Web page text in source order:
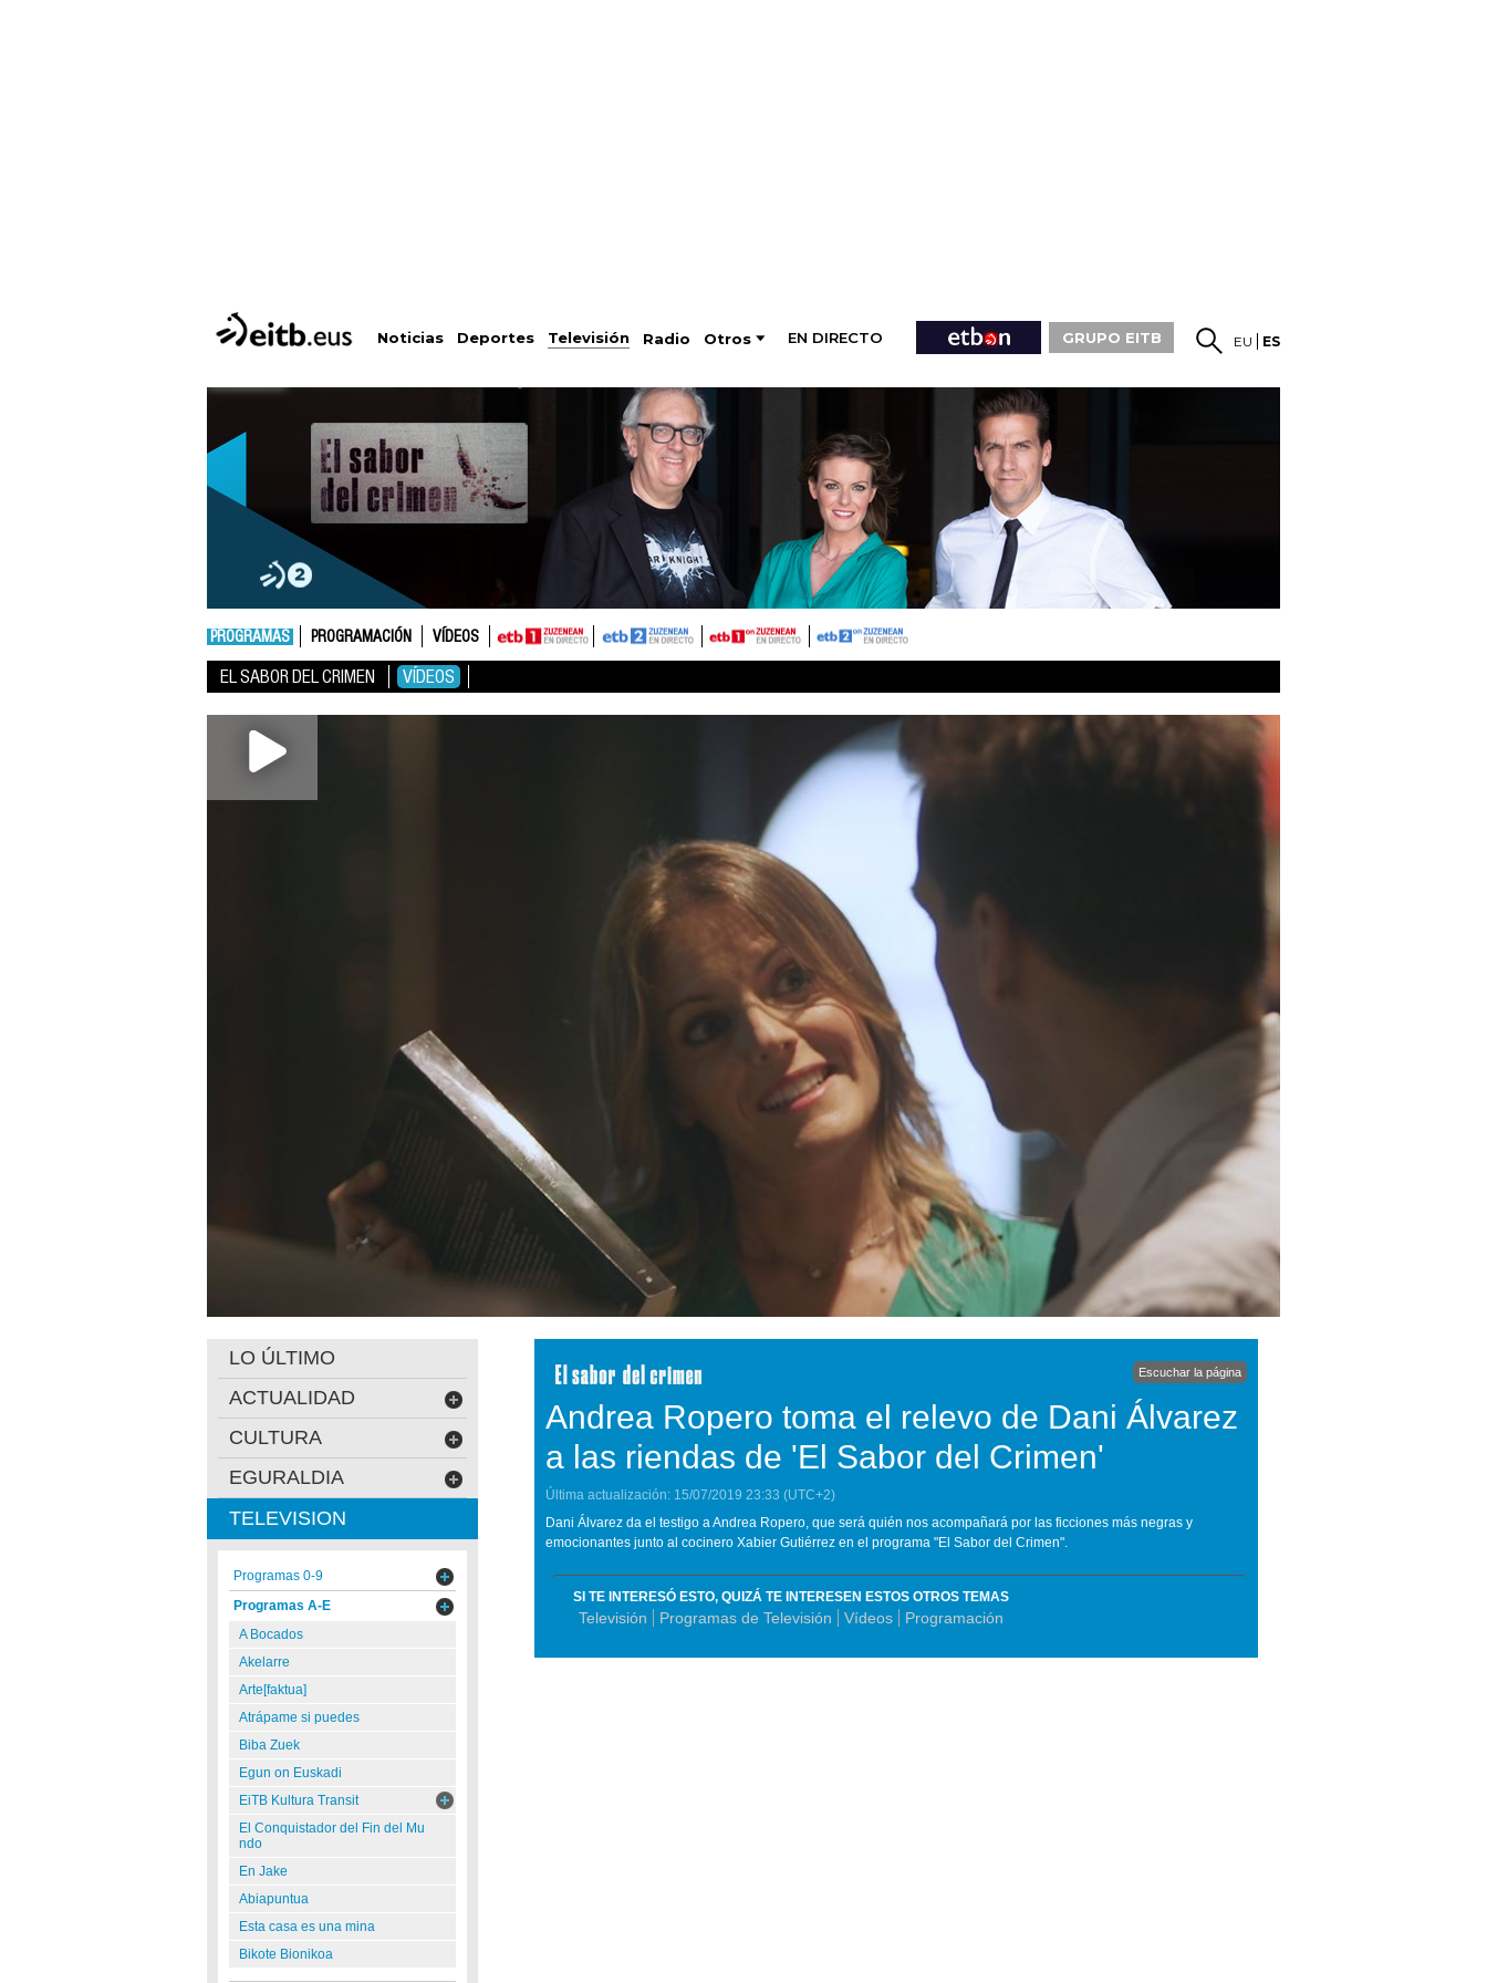
Noticias Deportes Televisión Radio Otros EN DIRECTO GRUPO EITB EU ES
PROGRAMAS PROGRAMACIÓN VÍDEOS
EL SABOR DEL CRIMEN VÍDEOS
Escuchar la página
Andrea Ropero toma el relevo de Dani Álvarez
a las riendas de 'El Sabor del Crimen'
Última actualización: 15/07/2019 23:33 (UTC+2)
Dani Álvarez da el testigo a Andrea Ropero, que será quién nos acompañará por las ficciones más negras y
emocionantes junto al cocinero Xabier Gutiérrez en el programa "El Sabor del Crimen".
SI TE INTERESÓ ESTO, QUIZÁ TE INTERESEN ESTOS OTROS TEMAS
Televisión Programas de Televisión Vídeos Programación
LO ÚLTIMO
ACTUALIDAD
CULTURA
EGURALDIA
TELEVISION
Programas 0-9
Programas A-E
A Bocados
Akelarre
Arte[faktua]
Atrápame si puedes
Biba Zuek
Egun on Euskadi
EiTB Kultura Transit
El Conquistador del Fin del Mu
ndo
En Jake
Abiapuntua
Esta casa es una mina
Bikote Bionikoa